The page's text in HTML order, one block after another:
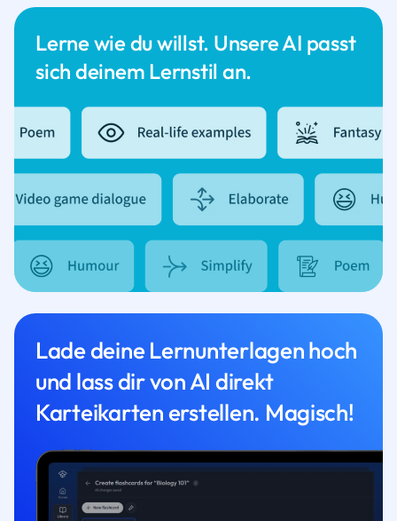
Lerne wie du willst. Unsere AI passt
sich deinem Lernstil an.
Lade deine Lernunterlagen hoch
und lass dir von AI direkt
Karteikarten erstellen. Magisch!